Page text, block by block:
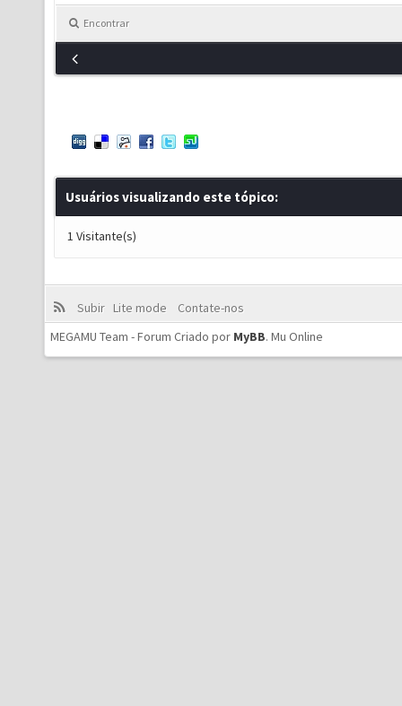
Encontrar
Usuários visualizando este tópico:
1 Visitante(s)
Subir Lite mode
Contate-nos
MEGAMU Team - Forum Criado por MyBB. Mu Online